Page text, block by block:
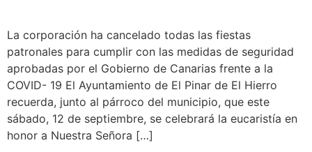
La corporación ha cancelado todas las fiestas
patronales para cumplir con las medidas de seguridad
aprobadas por el Gobierno de Canarias frente a la
COVID- 19 El Ayuntamiento de El Pinar de El Hierro
recuerda, junto al párroco del municipio, que este
sábado, 12 de septiembre, se celebrará la eucaristía en
honor a Nuestra Señora […]